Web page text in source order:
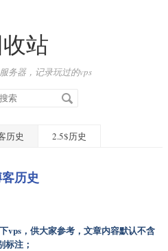
站
务器，记录玩过的vps
历史 2.5$历史
历史
vps，供大家参考，文章内容默认不含
标注；